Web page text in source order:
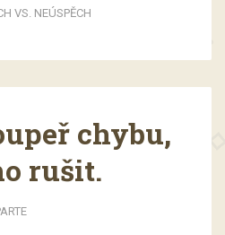
VS. NEÚSPĚCH
chybu,
rušit.